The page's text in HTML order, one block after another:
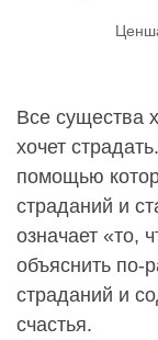
Все существа
хочет
помощью
страданий и
означает «то,
объяснить по-
страданий и
счастья.